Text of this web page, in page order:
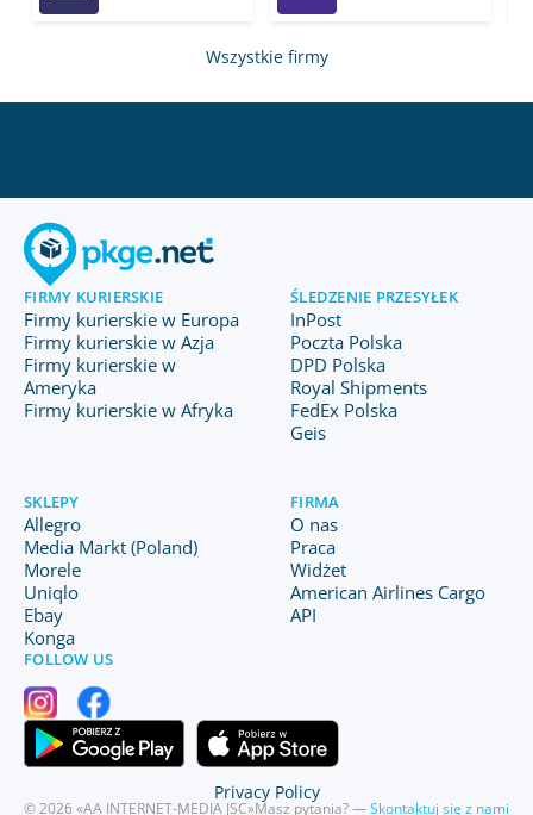
Wszystkie firmy
FIRMY KURIERSKIE
Firmy kurierskie w Europa
Firmy kurierskie w Azja
Firmy kurierskie w
Ameryka
Firmy kurierskie w Afryka
ŚLEDZENIE PRZESYŁEK
InPost
Poczta Polska
DPD Polska
Royal Shipments
FedEx Polska
Geis
SKLEPY
Allegro
Media Markt (Poland)
Morele
Uniqlo
Ebay
Konga
FIRMA
O nas
Praca
Widżet
American Airlines Cargo
API
FOLLOW US
© 2026 «AA INTERNET-MEDIA JSC»Masz pytania? —Skontaktuj się z nami
Privacy Policy